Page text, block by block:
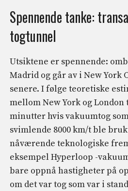
Spennende tanke:
togtunnel
Utsiktene er spennende:
Madrid og går av i New York
senere. I følge teoretiske
mellom New York og London
minutter hvis vakuumtog
svimlende 8000 km/t ble
nåværende teknologiske
eksempel Hyperloop -
bare oppnå hastigheter på
om det var tog som var i